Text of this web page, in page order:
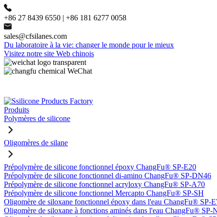
+86 27 8439 6550 | +86 181 6277 0058
sales@cfsilanes.com
Du laboratoire à la vie: changer le monde pour le mieux
Visitez notre site Web chinois
Produits
Polymères de silicone
Oligomères de silane
Prépolymère de silicone fonctionnel époxy ChangFu® SP-E20
Prépolymère de silicone fonctionnel di-amino ChangFu® SP-DN46
Prépolymère de silicone fonctionnel acryloxy ChangFu® SP-A70
Prépolymère de silicone fonctionnel Mercapto ChangFu® SP-SH
Oligomère de siloxane fonctionnel époxy dans l'eau ChangFu® SP-
Oligomère de siloxane à fonctions aminés dans l'eau ChangFu® SP-